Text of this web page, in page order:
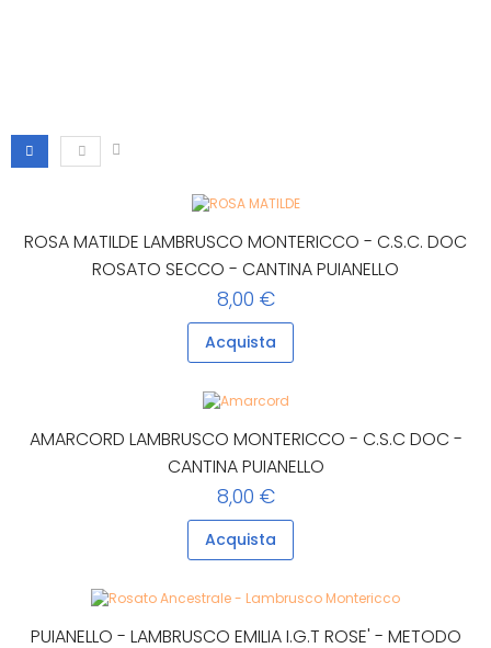
ROSA MATILDE LAMBRUSCO MONTERICCO - C.S.C. DOC
ROSATO SECCO - CANTINA PUIANELLO
8,00 €
Acquista
AMARCORD LAMBRUSCO MONTERICCO - C.S.C DOC -
CANTINA PUIANELLO
8,00 €
Acquista
PUIANELLO - LAMBRUSCO EMILIA I.G.T ROSE' - METODO